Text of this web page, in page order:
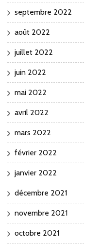
septembre 2022
août 2022
juillet 2022
juin 2022
mai 2022
avril 2022
mars 2022
février 2022
janvier 2022
décembre 2021
novembre 2021
octobre 2021